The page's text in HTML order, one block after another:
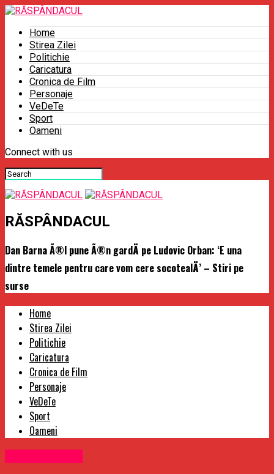
Home
Stirea Zilei
Politichie
Caricatura
Cronica de Film
Personaje
VeDeTe
Sport
Oameni
Connect with us
RĂSPÂNDACUL
Dan Barna Ã®l pune Ã®n gardÄ pe Ludovic Orban: ‘E una
dintre temele pentru care vom cere socotealÄ’ – Stiri pe
surse
Home
Stirea Zilei
Politichie
Caricatura
Cronica de Film
Personaje
VeDeTe
Sport
Oameni